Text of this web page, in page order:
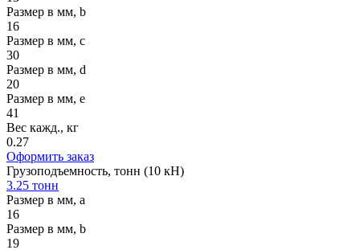
Размер в мм, b
16
Размер в мм, c
30
Размер в мм, d
20
Размер в мм, e
41
Вес кажд., кг
0.27
Оформить заказ
Грузоподъемность, тонн (10 кН)
3.25 тонн
Размер в мм, a
16
Размер в мм, b
19